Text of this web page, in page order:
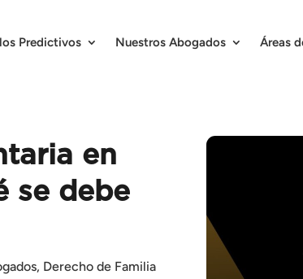
Predictivos Nuestros Abogados Áreas
en
se debe
, Derecho de Familia